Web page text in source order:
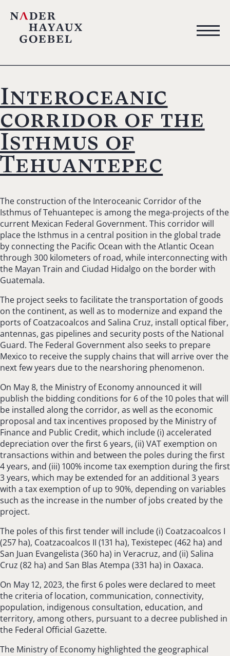
Interoceanic
corridor of the
Isthmus of
Tehuantepec
The construction of the Interoceanic Corridor of the
Isthmus of Tehuantepec is among the mega-projects of the
current Mexican Federal Government. This corridor will
place the Isthmus in a central position in the global trade
by connecting the Pacific Ocean with the Atlantic Ocean
through 300 kilometers of road, while interconnecting with
the Mayan Train and Ciudad Hidalgo on the border with
Guatemala.
The project seeks to facilitate the transportation of goods
on the continent, as well as to modernize and expand the
ports of Coatzacoalcos and Salina Cruz, install optical fiber,
antennas, gas pipelines and security posts of the National
Guard. The Federal Government also seeks to prepare
Mexico to receive the supply chains that will arrive over the
next few years due to the nearshoring phenomenon.
On May 8, the Ministry of Economy announced it will
publish the bidding conditions for 6 of the 10 poles that will
be installed along the corridor, as well as the economic
proposal and tax incentives proposed by the Ministry of
Finance and Public Credit, which include (i) accelerated
depreciation over the first 6 years, (ii) VAT exemption on
transactions within and between the poles during the first
4 years, and (iii) 100% income tax exemption during the first
3 years, which may be extended for an additional 3 years
with a tax exemption of up to 90%, depending on variables
such as the increase in the number of jobs created by the
project.
The poles of this first tender will include (i) Coatzacoalcos I
(257 ha), Coatzacoalcos II (131 ha), Texistepec (462 ha) and
San Juan Evangelista (360 ha) in Veracruz, and (ii) Salina
Cruz (82 ha) and San Blas Atempa (331 ha) in Oaxaca.
On May 12, 2023, the first 6 poles were declared to meet
the criteria of location, communication, connectivity,
population, indigenous consultation, education, and
territory, among others, pursuant to a decree published in
the Federal Official Gazette.
The Ministry of Economy highlighted the geographical